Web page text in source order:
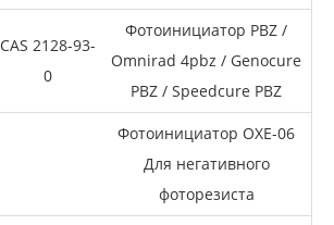
CAS 2128-93-
0
Фотоинициатор PBZ /
Omnirad 4pbz / Genocure
PBZ / Speedcure PBZ
Фотоинициатор OXE-06
Для негативного
фоторезиста